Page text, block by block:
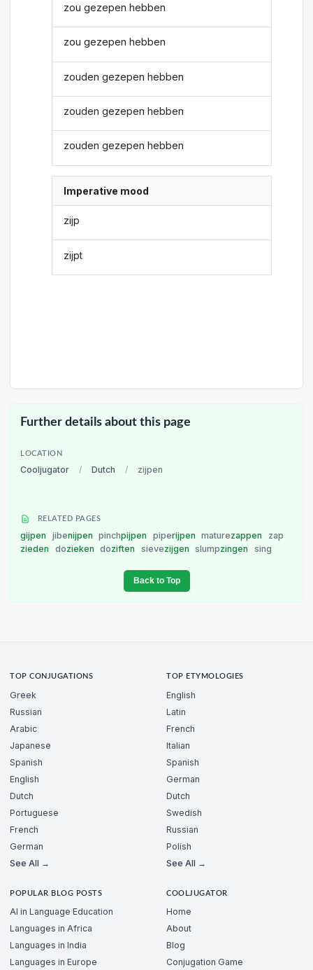
zou gezepen hebben
zou gezepen hebben
zouden gezepen hebben
zouden gezepen hebben
zouden gezepen hebben
Imperative mood
zijp
zijpt
Further details about this page
LOCATION
Cooljugator / Dutch / zijpen
RELATED PAGES
gijpen jibenijpen pinchpijpen piperijpen maturezappen
zap
zieden
dozieken doziften sievezijgen slumpzingen sing
Back to Top
TOP CONJUGATIONS
Greek
Russian
Arabic
Japanese
Spanish
English
Dutch
Portuguese
French
German
See All →
TOP ETYMOLOGIES
English
Latin
French
Italian
Spanish
German
Dutch
Swedish
Russian
Polish
See All →
POPULAR BLOG POSTS
AI in Language Education
Languages in Africa
Languages in India
Languages in Europe
COOLJUGATOR
Home
About
Blog
Conjugation Game